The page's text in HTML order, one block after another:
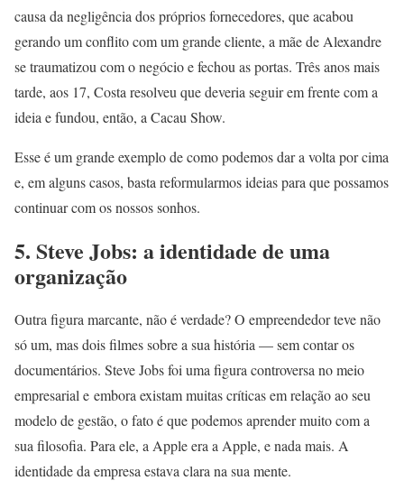
causa da negligência dos próprios fornecedores, que acabou
gerando um conflito com um grande cliente, a mãe de Alexandre
se traumatizou com o negócio e fechou as portas. Três anos mais
tarde, aos 17, Costa resolveu que deveria seguir em frente com a
ideia e fundou, então, a Cacau Show.
Esse é um grande exemplo de como podemos dar a volta por cima
e, em alguns casos, basta reformularmos ideias para que possamos
continuar com os nossos sonhos.
5. Steve Jobs: a identidade de uma
organização
Outra figura marcante, não é verdade? O empreendedor teve não
só um, mas dois filmes sobre a sua história — sem contar os
documentários. Steve Jobs foi uma figura controversa no meio
empresarial e embora existam muitas críticas em relação ao seu
modelo de gestão, o fato é que podemos aprender muito com a
sua filosofia. Para ele, a Apple era a Apple, e nada mais. A
identidade da empresa estava clara na sua mente.